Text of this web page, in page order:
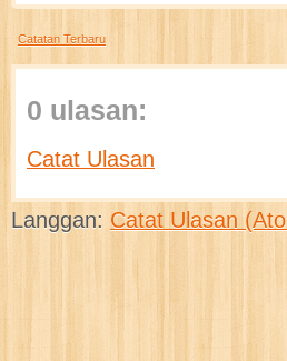
Catatan Terbaru
0 ulasan:
Catat Ulasan
Langgan: Catat Ulasan